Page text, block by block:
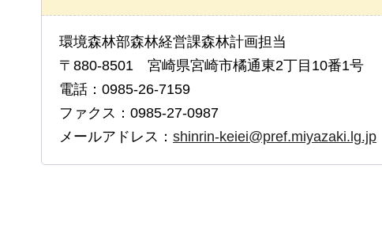
環境森林部森林経営課森林計画担当
〒880-8501 宮崎県宮崎市橘通東2丁目10番1号
電話：0985-26-7159
ファクス：0985-27-0987
メールアドレス： shinrin-keiei@pref.miyazaki.lg.jp